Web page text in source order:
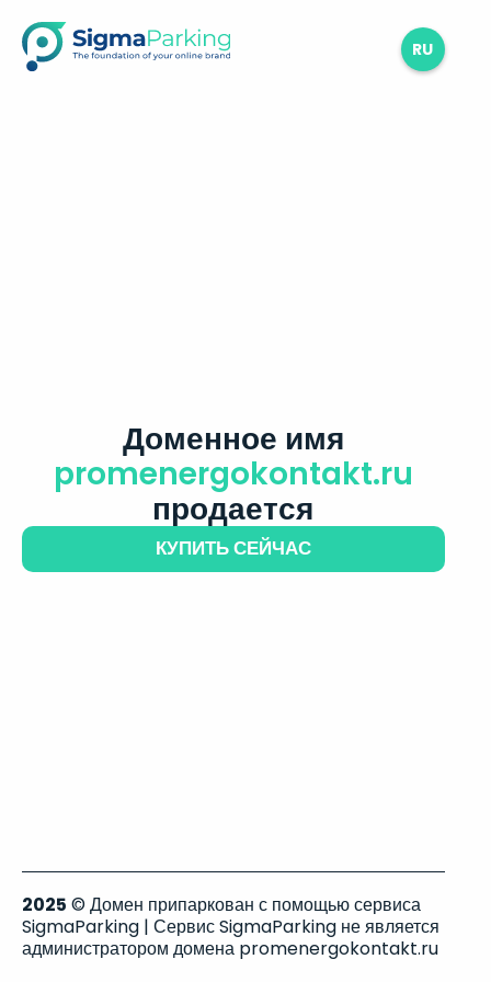
RU
Доменное имя
promenergokontakt.ru
продается
КУПИТЬ СЕЙЧАС
2025 © Домен припаркован с помощью сервиса
SigmaParking | Сервис SigmaParking не является
администратором домена promenergokontakt.ru